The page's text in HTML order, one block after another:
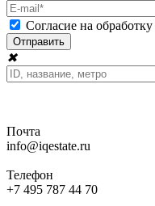
Согласие на обработку
✖
Почта
info@iqestate.ru
Телефон
+7 495 787 44 70